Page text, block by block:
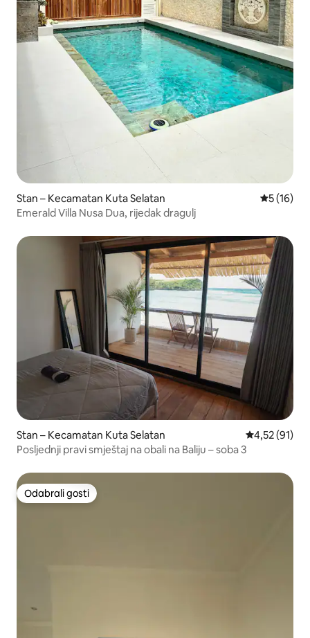
Stan – Kecamatan Kuta Selatan Prosječna
5 (16)
Emerald Villa Nusa Dua, rijedak dragulj
Stan – Kecamatan Kuta Selatan Prosječna
4,52 (91)
Posljednji pravi smještaj na obali na Baliju – soba 3
Odabrali gosti
Odabrali gosti